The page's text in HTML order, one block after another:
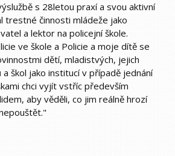
s 28letou praxí a svou aktivní
trestné činnosti mládeže jako
a lektor na policejní škole.
ve škole a Policie a moje dítě se
dětí, mladistvých, jejich
a škol jako institucí v případě jednání
chci vyjít vstříc především
aby věděli, co jim reálně hrozí